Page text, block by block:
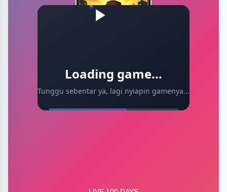
Loading game...
Tunggu sebentar ya, lagi nyiapin gamenya...